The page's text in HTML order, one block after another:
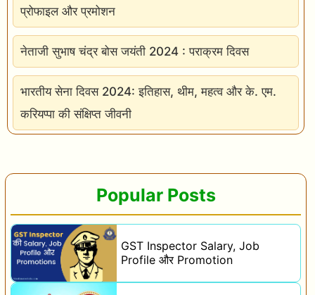
प्रोफाइल और प्रमोशन
नेताजी सुभाष चंद्र बोस जयंती 2024 : पराक्रम दिवस
भारतीय सेना दिवस 2024: इतिहास, थीम, महत्व और के. एम.
करियप्पा की संक्षिप्त जीवनी
Popular Posts
GST Inspector Salary, Job
Profile और Promotion